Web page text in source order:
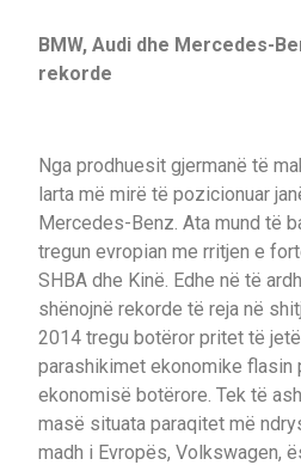
BMW, Audi dhe Mercedes-
rekorde
Nga prodhuesit gjermanë të
larta më mirë të pozicionuar
Mercedes-Benz. Ata mund të
tregun evropian me rritjen e
SHBA dhe Kinë. Edhe në të
shënojnë rekorde të reja në
2014 tregu botëror pritet të
parashikimet ekonomike flasin
ekonomisë botërore. Tek të
masë situata paraqitet më
madh i Evropës, Volkswagen,